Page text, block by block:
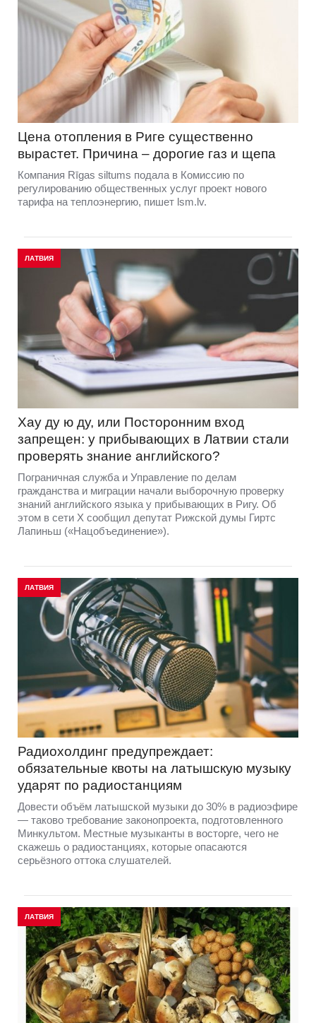
Цена отопления в Риге существенно
вырастет. Причина – дорогие газ и щепа
Компания Rīgas siltums подала в Комиссию по
регулированию общественных услуг проект нового
тарифа на теплоэнергию, пишет lsm.lv.
ЛАТВИЯ
Хау ду ю ду, или Посторонним вход
запрещен: у прибывающих в Латвии стали
проверять знание английского?
Пограничная служба и Управление по делам
гражданства и миграции начали выборочную проверку
знаний английского языка у прибывающих в Ригу. Об
этом в сети Х сообщил депутат Рижской думы Гиртс
Лапиньш («Нацобъединение»).
ЛАТВИЯ
Радиохолдинг предупреждает:
обязательные квоты на латышскую музыку
ударят по радиостанциям
Довести объём латышской музыки до 30% в радиоэфире
— таково требование законопроекта, подготовленного
Минкультом. Местные музыканты в восторге, чего не
скажешь о радиостанциях, которые опасаются
серьёзного оттока слушателей.
ЛАТВИЯ